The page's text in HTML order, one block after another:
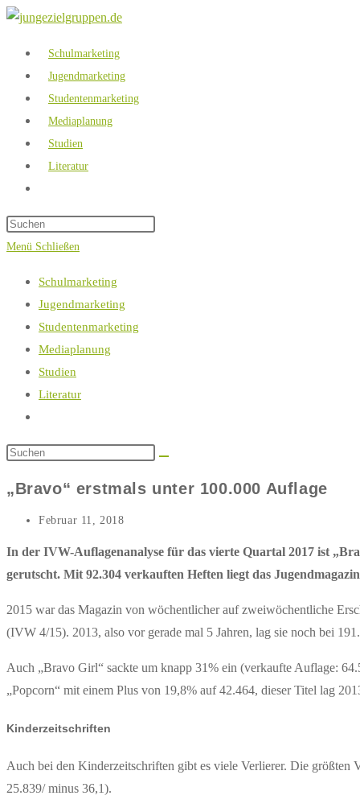
Zum
springen
Schulmarketing
Jugendmarketing
Studentenmarketing
Mediaplanung
Studien
Literatur
Menü Schließen
Schulmarketing
Jugendmarketing
Studentenmarketing
Mediaplanung
Studien
Literatur
umschalten
„Bravo“ erstmals unter 100.000 Auflage
Beitrag
geändert
Februar 11, 2018
In der IVW-Auflagenanalyse für das vierte Quartal 2017 ist
gerutscht. Mit 92.304 verkauften Heften liegt das
2015 war das Magazin von wöchentlicher auf zweiwöchentliche
(IVW 4/15). 2013, also vor gerade mal 5 Jahren, lag sie noch bei
Auch „Bravo Girl“ sackte um knapp 31% ein (verkaufte Auflage:
„Popcorn“ mit einem Plus von 19,8% auf 42.464, dieser Titel lag
Kinderzeitschriften
Auch bei den Kinderzeitschriften gibt es viele Verlierer. Die
25.839/ minus 36,1).